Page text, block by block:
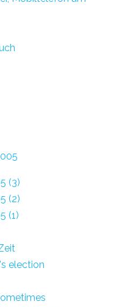
(3)
(2)
(1)
election